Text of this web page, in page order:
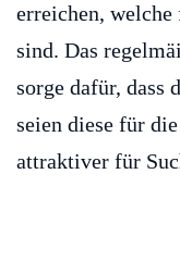
erreichen,
sind. Das
sorge dafür, dass
seien diese für
attraktiver für